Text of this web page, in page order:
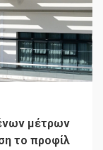
μέτρων
το προφίλ